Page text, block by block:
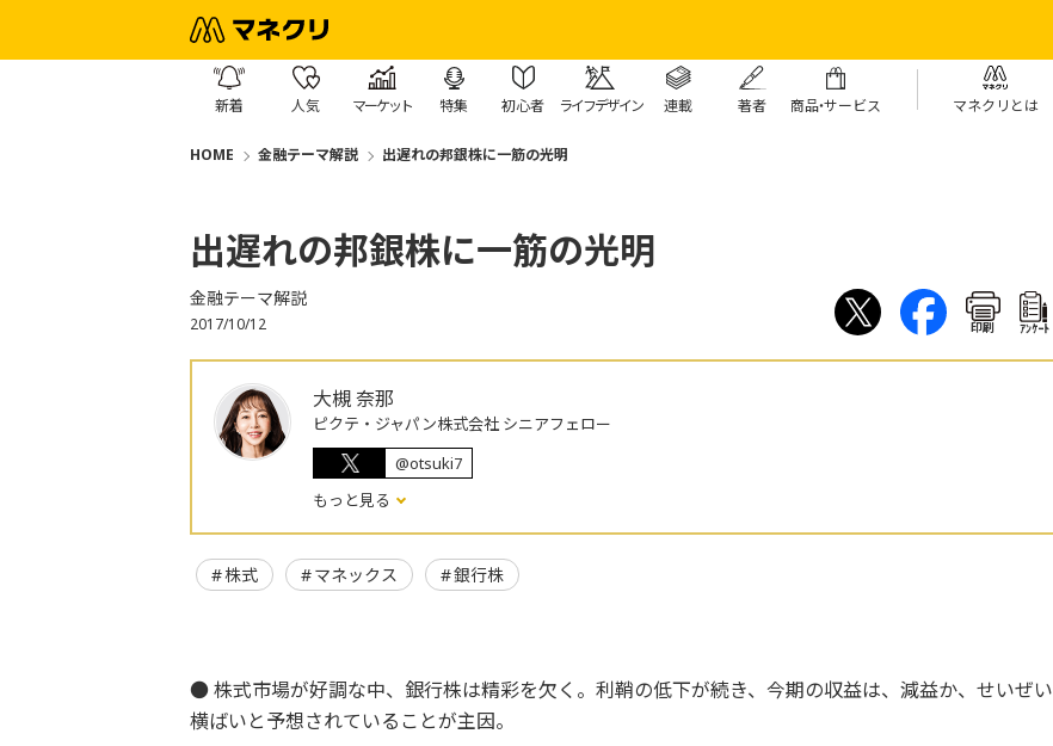
新着 人気 マーケット 特集 初心者 ライフデザイン 連載 著者 商品・サービス マネクリとは
HOME 金融テーマ解説 出遅れの邦銀株に一筋の光明
出遅れの邦銀株に一筋の光明
金融テーマ解説
2017/10/12 印刷 ｱﾝｹｰﾄ
大槻 奈那
ピクテ・ジャパン株式会社 シニアフェロー
@otsuki7
もっと見る
株式 マネックス 銀行株
● 株式市場が好調な中、銀行株は精彩を欠く。利鞘の低下が続き、今期の収益は、減益か、せいぜい
横ばいと予想されていることが主因。